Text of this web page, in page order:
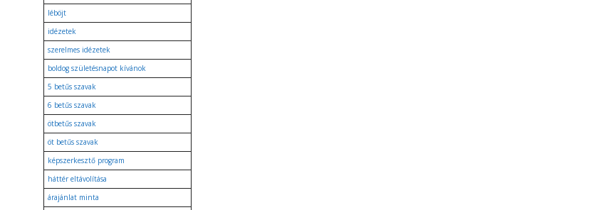
léböjt
idézetek
szerelmes idézetek
boldog születésnapot kívánok
5 betűs szavak
6 betűs szavak
ötbetűs szavak
öt betűs szavak
képszerkesztő program
háttér eltávolítása
árajánlat minta